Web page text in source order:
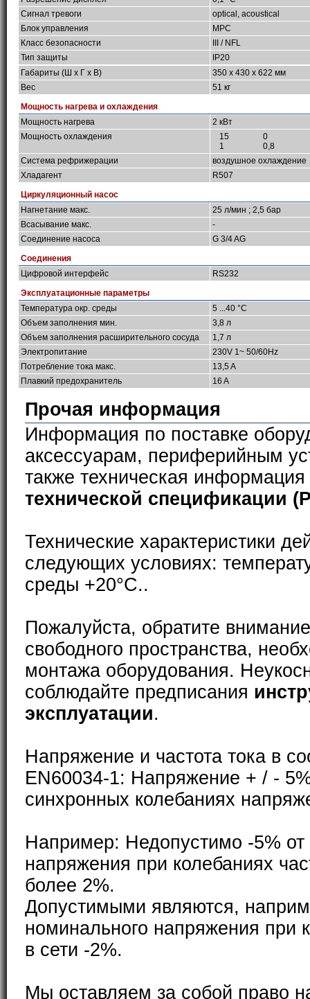
Сигнал тревоги
optical, acoustical
Блок управления
MPC
Класс безопасности
III / NFL
Тип защиты
IP20
Габариты (Ш х Г х В)
350 x 430 x 622 мм
Вес
51 кг
Мощность нагрева и охлаждения
Мощность нагрева
2 кВт
Мощность охлаждения
15
0
1
0,8
Система рефрижерации
воздушное охлаждение
Хладагент
R507
Циркуляционный насос
Нагнетание макс.
25 л/мин ; 2,5 бар
Всасывание макс.
-
Соединение насоса
G 3/4 AG
Соединения
Цифровой интерфейс
RS232
Эксплуатационные параметры
Температура окр. среды
5 ...40 °C
Объем заполнения мин.
3,8 л
Объем заполнения расширительного сосуда
1,7 л
Электропитание
230V 1~ 50/60Hz
Потребление тока макс.
13,5 A
Плавкий предохранитель
16 A
Прочая информация
Информация по поставке
аксессуарам, периферийным
также техническая
технической спецификации
Технические характеристики
следующих условиях:
среды +20°С..
Пожалуйста, обратите
свободного пространства,
монтажа оборудования.
соблюдайте предписания
эксплуатации.
Напряжение и частота тока в
EN60034-1: Напряжение + / -
синхронных колебаниях
Например: Недопустимо -5% от
напряжения при колебаниях
более 2%.
Допустимыми являются,
номинального напряжения при
в сети -2%.
Мы оставляем за собой право